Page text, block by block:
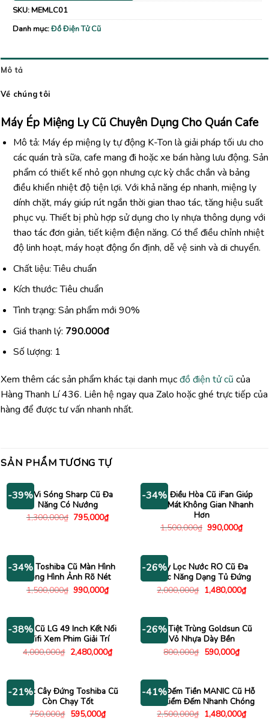
SKU:MEMLC01
Danh mục:Đồ Điện Tử Cũ
Mô tả
Về chúng tôi
Máy Ép Miệng Ly Cũ Chuyên Dụng Cho Quán Cafe
Mô tả: Máy ép miệng ly tự động K-Ton là giải pháp tối ưu cho
các quán trà sữa, cafe mang đi hoặc xe bán hàng lưu động. Sản
phẩm có thiết kế nhỏ gọn nhưng cực kỳ chắc chắn và bảng
điều khiển nhiệt độ tiện lợi. Với khả năng ép nhanh, miệng ly
dính chặt, máy giúp rút ngắn thời gian thao tác, tăng hiệu suất
phục vụ. Thiết bị phù hợp sử dụng cho ly nhựa thông dụng với
thao tác đơn giản, tiết kiệm điện năng. Có thể điều chỉnh nhiệt
độ linh hoạt, máy hoạt động ổn định, dễ vệ sinh và di chuyển.
Chất liệu: Tiêu chuẩn
Kích thước: Tiêu chuẩn
Tình trạng: Sản phẩm mới 90%
Giá thanh lý: 790.000đ
Số lượng: 1
Xem thêm các sản phẩm khác tại danh mụcđồ điện tử cũ của
Hàng Thanh Lí 436. Liên hệ ngay qua Zalo hoặc ghé trực tiếp của
hàng để được tư vấn nhanh nhất.
SẢN PHẨM TƯƠNG TỰ
-39%Lò Vi Sóng Sharp Cũ Đa
Năng Có Nướng
1,300,000₫ Giá
795,000₫Giá
hiện
-34%
Quạt Điều Hòa Cũ iFan Giúp
Làm Mát Không Gian Nhanh
Hơn
1,500,000₫ Giá
990,000₫Giá
hiện
-34%Tivi Toshiba Cũ Màn Hình
Rộng Hình Ảnh Rõ Nét
1,500,000₫ Giá
990,000₫Giá
hiện
990,000₫.
-26%Máy Lọc Nước RO Cũ Đa
Chức Năng Dạng Tủ Đứng
2,000,000₫ Giá
gốc
1,480,000₫Giá
hiện
-38%
Tivi Cũ LG 49 Inch Kết Nối
Wifi Xem Phim Giải Trí
4,000,000₫ Giá
gốc
2,480,000₫Giá
hiện
2,480,000₫.
-26%
Máy Tiệt Trùng Goldsun Cũ
Vỏ Nhựa Dày Bền
800,000₫ Giá
590,000₫Giá
hiện
-21%
Quạt Cây Đứng Toshiba Cũ
Còn Chạy Tốt
750,000₫ Giá
595,000₫Giá
-41%
Máy Đếm Tiền MANIC Cũ Hỗ
Trợ Kiểm Đếm Nhanh Chóng
2,500,000₫ Giá
1,480,000₫Giá